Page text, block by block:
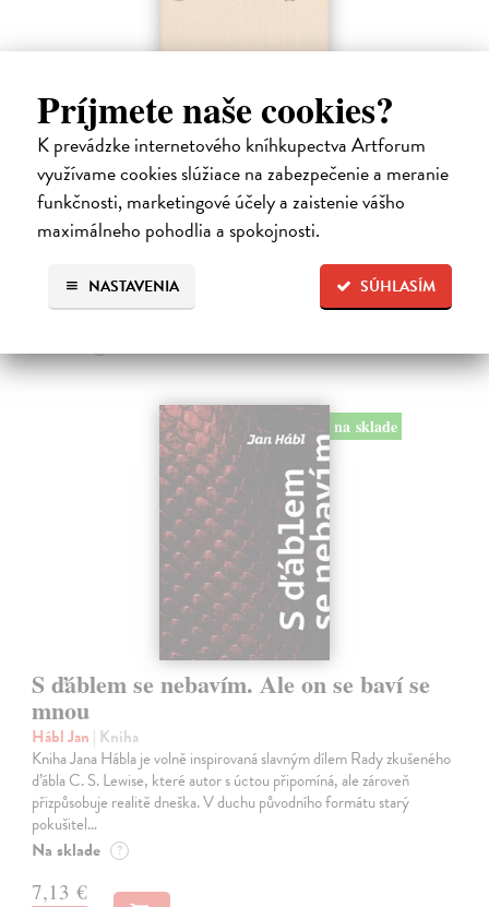
Príjmete naše cookies?
K prevádzke internetového kníhkupectva Artforum
využívame cookies slúžiace na zabezpečenie a meranie
funkčnosti, marketingové účely a zaistenie vášho
maximálneho pohodlia a spokojnosti.
SÚHLASÍM
NASTAVENIA
Pomalost
Kundera Milan | Kniha
Pomalost, chronologicky první ze čtyř románů Milana Kundery
napsaných francouzsky, vychází v českém překladu Anny
Kareninové. Vydávání Kunderových románů v českém jazyce se
uzavírá.
14,73 €
na sklade
S ďáblem se nebavím. Ale on se baví se
mnou
Hábl Jan | Kniha
Kniha Jana Hábla je volně inspirovaná slavným dílem Rady zkušeného
ďábla C. S. Lewise, které autor s úctou připomíná, ale zároveň
přizpůsobuje realitě dneška. V duchu původního formátu starý
pokušitel…
Na sklade ?
7,13 €